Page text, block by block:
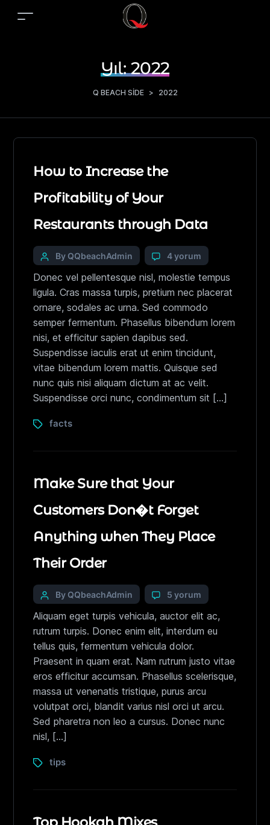
Yıl:2022
Q BEACH SIDE > 2022
How to Increase the
Profitability of Your
Restaurants through Data
By QQbeachAdmin 4 yorum
Donec vel pellentesque nisl, molestie tempus
ligula. Cras massa turpis, pretium nec placerat
ornare, sodales ac urna. Sed commodo
semper fermentum. Phasellus bibendum lorem
nisi, et efficitur sapien dapibus sed.
Suspendisse iaculis erat ut enim tincidunt,
vitae bibendum lorem mattis. Quisque sed
nunc quis nisi aliquam dictum at ac velit.
Suspendisse orci nunc, condimentum sit […]
facts
Make Sure that Your
Customers Don�t Forget
Anything when They Place
Their Order
By QQbeachAdmin 5 yorum
Aliquam eget turpis vehicula, auctor elit ac,
rutrum turpis. Donec enim elit, interdum eu
tellus quis, fermentum vehicula dolor.
Praesent in quam erat. Nam rutrum justo vitae
eros efficitur accumsan. Phasellus scelerisque,
massa ut venenatis tristique, purus arcu
volutpat orci, blandit varius nisl orci ut arcu.
Sed pharetra non leo a cursus. Donec nunc
nisl, […]
tips